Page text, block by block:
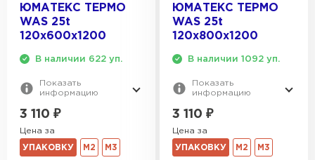
ЮМАТЕКС ТЕРМО
WAS 25t
120х600х1200
В наличии 622 уп.
Показать
информацию
3 110 ₽
Цена за
УПАКОВКУ М2 М3
ЮМАТЕКС ТЕРМО
WAS 25t
120х800х1200
В наличии 1092 уп.
Показать
информацию
3 110 ₽
Цена за
УПАКОВКУ М2 М3